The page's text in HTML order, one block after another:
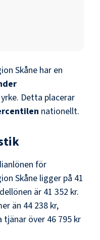
Skåne har en
Detta placerar
nationellt.
för
Skåne ligger på 41
är 41 352 kr.
än 44 238 kr,
tjänar över 46 795 kr